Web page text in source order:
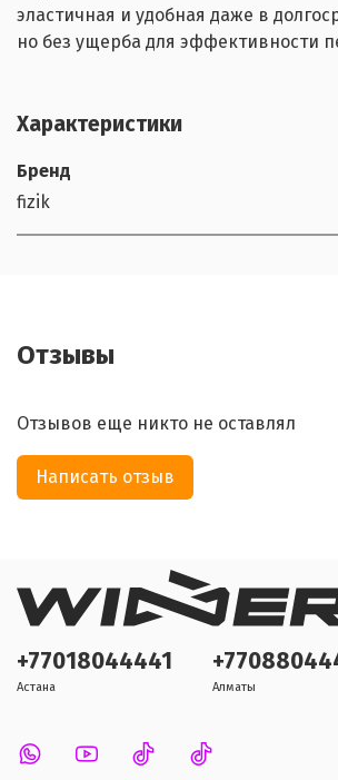
эластичная и удобная даже в
но без ущерба для эффективности
Характеристики
Бренд
fizik
Отзывы
Отзывов еще никто не оставлял
Написать отзыв
+77018044441
Астана Алматы